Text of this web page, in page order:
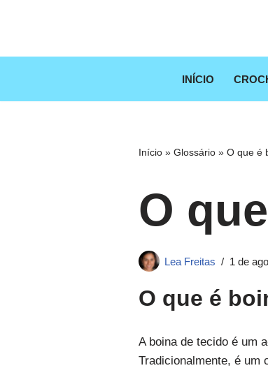
para
INÍCIO
Início »Glossário »O que é
O
Lea Freitas 1 de
O que é
A boina de tecido é um
Tradicionalmente, é um